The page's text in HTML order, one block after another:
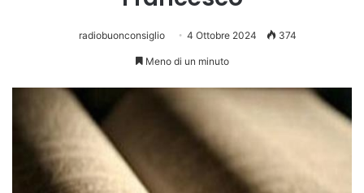
radiobuonconsiglio 4 Ottobre 2024 374
Meno di un minuto